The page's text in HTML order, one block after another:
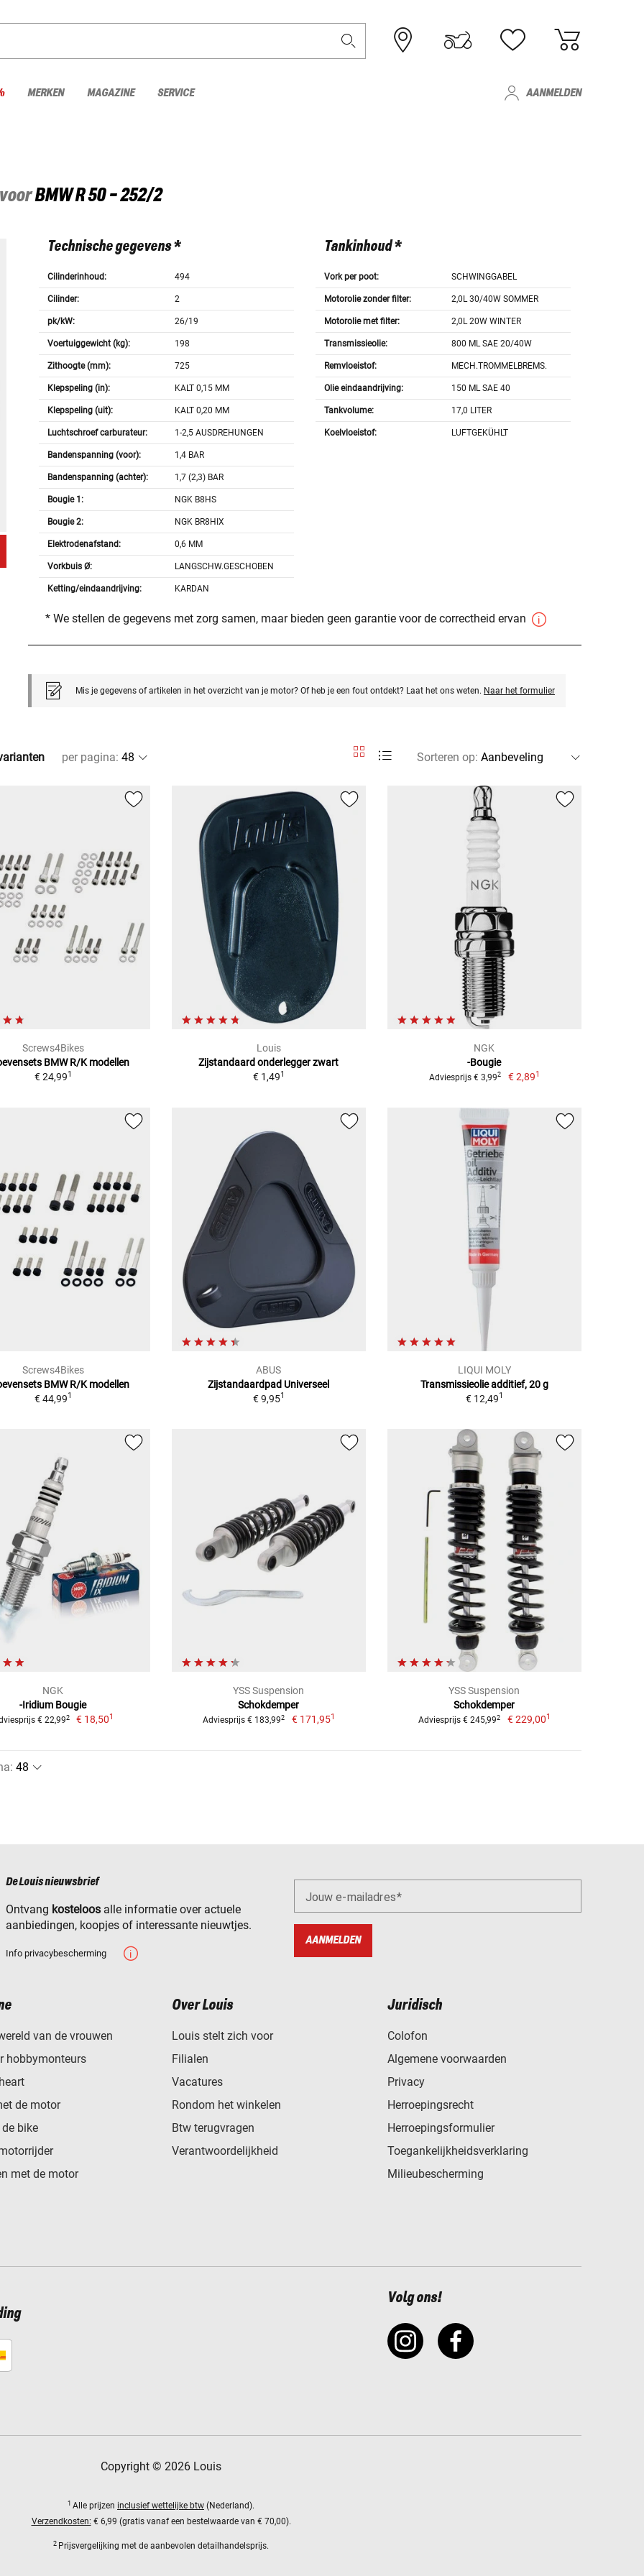
MERKEN MAGAZINE SERVICE AANMELDEN
BMWR 50 - 252/2
Technische gegevens *
Cilinderinhoud: 494
Cilinder: 2
pk/kW: 26/19
Voertuiggewicht (kg): 198
Zithoogte (mm): 725
Klepspeling (in): KALT 0,15 MM
Klepspeling (uit): KALT 0,20 MM
Luchtschroef carburateur: 1-2,5 AUSDREHUNGEN
Bandenspanning (voor): 1,4 BAR
Bandenspanning (achter): 1,7 (2,3) BAR
Bougie 1: NGK B8HS
Bougie 2: NGK BR8HIX
Elektrodenafstand: 0,6 MM
Vorkbuis Ø: LANGSCHW.GESCHOBEN
Ketting/eindaandrijving: KARDAN
Tankinhoud *
Vork per poot: SCHWINGGABEL
Motorolie zonder filter: 2,0L 30/40W SOMMER
Motorolie met filter: 2,0L 20W WINTER
Transmissieolie: 800 ML SAE 20/40W
Remvloeistof: MECH.TROMMELBREMS.
Olie eindaandrijving: 150 ML SAE 40
Tankvolume: 17,0 LITER
Koelvloeistof: LUFTGEKÜHLT
* We stellen de gegevens met zorg samen, maar bieden geen garantie voor de correctheid ervan
Mis je gegevens of artikelen in het overzicht van je motor? Of heb je een fout ontdekt? Laat het ons weten. Naar het formulier
per pagina: Sorteren op:
Screws4Bikes
BMW R/K modellen
€ 24,991
Louis
Zijstandaard onderlegger zwart
€ 1,491
NGK
-Bougie
Adviesprijs € 3,992 € 2,891
Screws4Bikes
BMW R/K modellen
€ 44,991
ABUS
Zijstandaardpad Universeel
€ 9,951
LIQUI MOLY
Transmissieolie additief, 20 g
€ 12,491
NGK
-Iridium Bougie
€ 22,992 € 18,501
YSS Suspension
Schokdemper
Adviesprijs € 183,992 € 171,951
YSS Suspension
Schokdemper
Adviesprijs € 245,992 € 229,001
:
De Louis nieuwsbrief
Ontvang kosteloos alle informatie over actuele
aanbiedingen, koopjes of interessante nieuwtjes.
Info privacybescherming
Jouw e-mailadres
AANMELDEN
van de vrouwen
hobbymonteurs
de motor
bike
met de motor
Over Louis
Louis stelt zich voor
Filialen
Vacatures
Rondom het winkelen
Btw terugvragen
Verantwoordelijkheid
Juridisch
Colofon
Algemene voorwaarden
Privacy
Herroepingsrecht
Herroepingsformulier
Toegankelijkheidsverklaring
Milieubescherming
Volg ons!
Copyright © 2026 Louis
1 Alle prijzen inclusief wettelijke btw (Nederland).
Verzendkosten: € 6,99 (gratis vanaf een bestelwaarde van € 70,00).
2 Prijsvergelijking met de aanbevolen detailhandelsprijs.